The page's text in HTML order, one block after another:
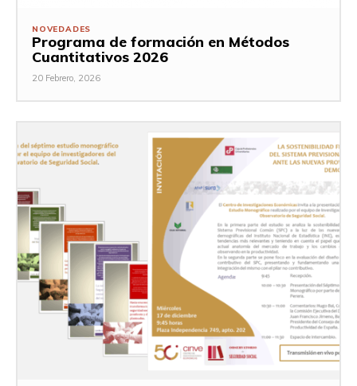
NOVEDADES
Programa de formación en Métodos
Cuantitativos 2026
20 Febrero, 2026